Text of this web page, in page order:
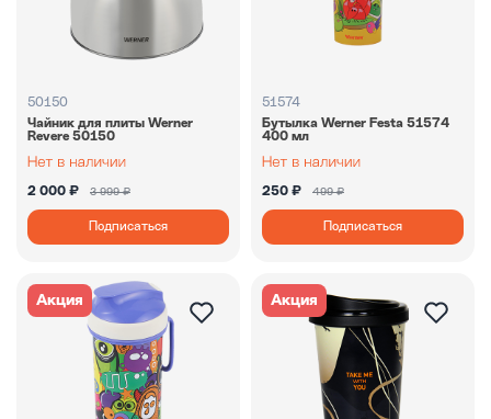
50150
Чайник для плиты Werner
Revere 50150
2 000 ₽ 3 999 ₽
Подписаться
51574
Бутылка Werner Festa 51574
400 мл
250 ₽ 499 ₽
Подписаться
Акция Акция